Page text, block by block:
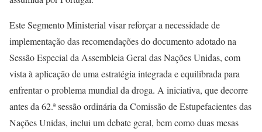
Este Segmento Ministerial visar reforçar a necessidade de
implementação das recomendações do documento adotado na
Sessão Especial da Assembleia Geral das Nações Unidas, com
vista à aplicação de uma estratégia integrada e equilibrada para
enfrentar o problema mundial da droga. A iniciativa, que decorre
antes da 62.ª sessão ordinária da Comissão de Estupefacientes das
Nações Unidas, inclui um debate geral, bem como duas mesas